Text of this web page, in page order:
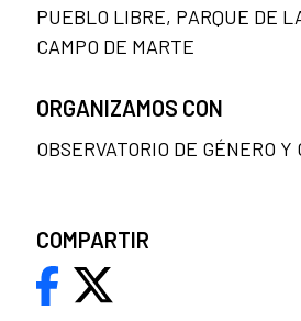
PUEBLO LIBRE, PARQUE DE
CAMPO DE MARTE
ORGANIZAMOS CON
OBSERVATORIO DE GÉNERO
COMPARTIR